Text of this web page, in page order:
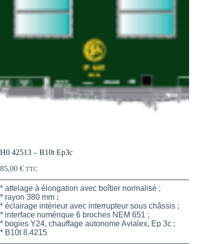
H0 42513 – B10t Ep3c
85,00 € TTC
* attelage à élongation avec boîtier normalisé ;
* rayon 380 mm ;
* éclairage intérieur avec interrupteur sous châssis ;
* interface numérique 6 broches NEM 651 ;
* bogies Y24, chauffage autonome Avialex, Ep 3c ;
* B10t 8.4215